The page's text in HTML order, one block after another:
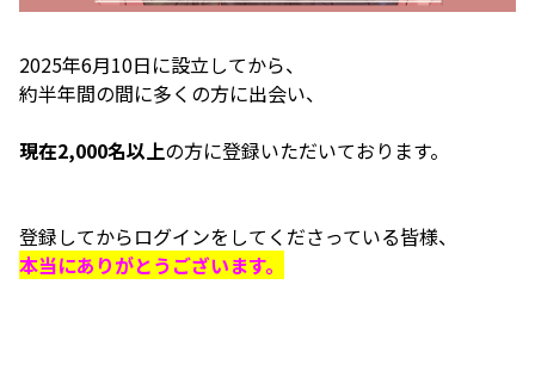
2025年6月10日に設立してから、
約半年間の間に多くの方に出会い、
現在2,000名以上の方に登録いただいております。
登録してからログインをしてくださっている皆様、
本当にありがとうございます。